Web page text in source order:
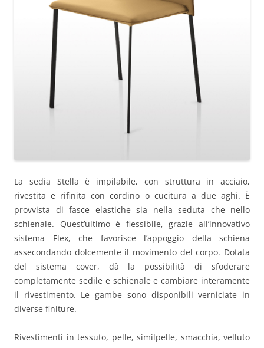
La sedia Stella è impilabile, con struttura in acciaio,
rivestita e rifinita con cordino o cucitura a due aghi. È
provvista di fasce elastiche sia nella seduta che nello
schienale. Quest’ultimo è flessibile, grazie all’innovativo
sistema Flex, che favorisce l’appoggio della schiena
assecondando dolcemente il movimento del corpo. Dotata
del sistema cover, dà la possibilità di sfoderare
completamente sedile e schienale e cambiare interamente
il rivestimento. Le gambe sono disponibili verniciate in
diverse finiture.
Rivestimenti in tessuto, pelle, similpelle, smacchia, velluto